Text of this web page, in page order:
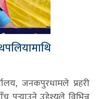
जनकपुरधामले प्रहरी